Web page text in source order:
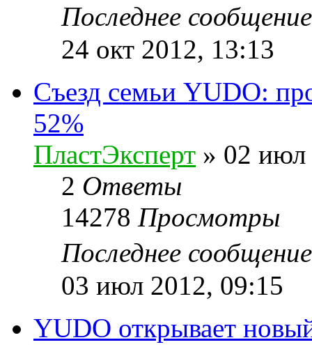
Последнее
24 окт 2012, 13:13
Cъезд семьи YUDO:
52%
ПластЭксперт » 02 июл
2 Ответы
14278 Просмотры
Последнее
03 июл 2012, 09:15
YUDO открывает